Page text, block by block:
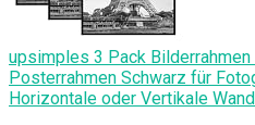
upsimples 3 Pack
Posterrahmen Schwarz für
Horizontale oder Vertikale